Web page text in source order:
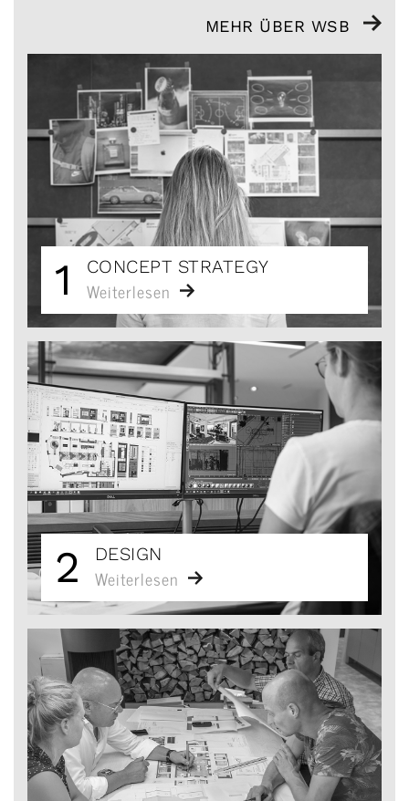
MEHR ÜBER WSB
1 CONCEPT STRATEGY
Weiterlesen
2 DESIGN
Weiterlesen